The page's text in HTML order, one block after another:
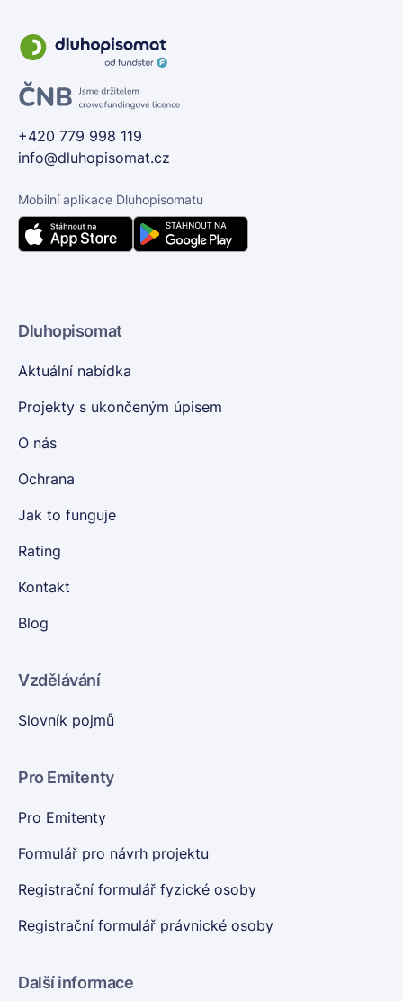
+420 779 998 119
info@dluhopisomat.cz
Mobilní aplikace Dluhopisomatu
Dluhopisomat
Aktuální nabídka
Projekty s ukončeným úpisem
O nás
Ochrana
Jak to funguje
Rating
Kontakt
Blog
Vzdělávání
Slovník pojmů
Pro Emitenty
Pro Emitenty
Formulář pro návrh projektu
Registrační formulář fyzické osoby
Registrační formulář právnické osoby
Další informace